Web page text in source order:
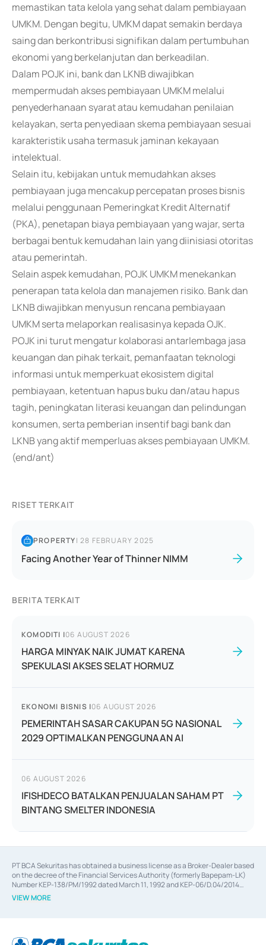
memastikan tata kelola yang sehat dalam pembiayaan
UMKM. Dengan begitu, UMKM dapat semakin berdaya
saing dan berkontribusi signifikan dalam pertumbuhan
ekonomi yang berkelanjutan dan berkeadilan.
Dalam POJK ini, bank dan LKNB diwajibkan
mempermudah akses pembiayaan UMKM melalui
penyederhanaan syarat atau kemudahan penilaian
kelayakan, serta penyediaan skema pembiayaan sesuai
karakteristik usaha termasuk jaminan kekayaan
intelektual.
Selain itu, kebijakan untuk memudahkan akses
pembiayaan juga mencakup percepatan proses bisnis
melalui penggunaan Pemeringkat Kredit Alternatif
(PKA), penetapan biaya pembiayaan yang wajar, serta
berbagai bentuk kemudahan lain yang diinisiasi otoritas
atau pemerintah.
Selain aspek kemudahan, POJK UMKM menekankan
penerapan tata kelola dan manajemen risiko. Bank dan
LKNB diwajibkan menyusun rencana pembiayaan
UMKM serta melaporkan realisasinya kepada OJK.
POJK ini turut mengatur kolaborasi antarlembaga jasa
keuangan dan pihak terkait, pemanfaatan teknologi
informasi untuk memperkuat ekosistem digital
pembiayaan, ketentuan hapus buku dan/atau hapus
tagih, peningkatan literasi keuangan dan pelindungan
konsumen, serta pemberian insentif bagi bank dan
LKNB yang aktif memperluas akses pembiayaan UMKM.
(end/ant)
RISET TERKAIT
PROPERTY|28 FEBRUARY 2025
Facing Another Year of Thinner NIMM
BERITA TERKAIT
KOMODITI |06 AUGUST 2026
HARGA MINYAK NAIK JUMAT KARENA
SPEKULASI AKSES SELAT HORMUZ
EKONOMI BISNIS |06 AUGUST 2026
PEMERINTAH SASAR CAKUPAN 5G NASIONAL
2029 OPTIMALKAN PENGGUNAAN AI
06 AUGUST 2026
IFISHDECO BATALKAN PENJUALAN SAHAM PT
BINTANG SMELTER INDONESIA
PT BCA Sekuritas has obtained a business license as a Broker-Dealer based
on the decree of the Financial Services Authority (formerly Bapepam-LK)
Number KEP-138/PM/1992 dated March 11, 1992 and KEP-06/D.04/2014
dated February 28, 2014, a business license as an Underwriter based on the
decree of the Financial Services Authority Number KEP-12/PM/PEE/1997
Financial Services Authority Number S-67/PM.21/2014 dated February 28,
VIEW MORE